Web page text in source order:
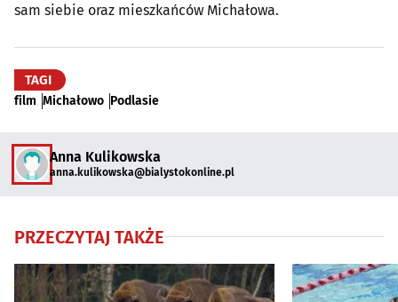
sam siebie oraz mieszkańców Michałowa.
TAGI
film Michałowo Podlasie
Anna Kulikowska
anna.kulikowska@bialystokonline.pl
PRZECZYTAJ TAKŻE